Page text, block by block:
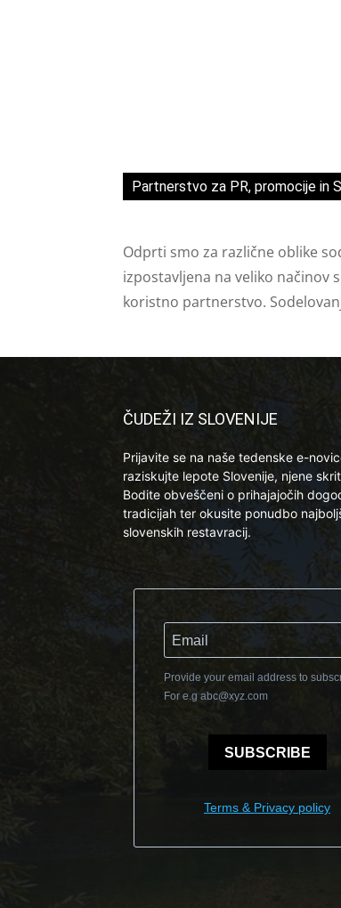
Partnerstvo za PR, promocije in
Odprti smo za različne oblike
izpostavljena na veliko načinov
koristno partnerstvo.
ČUDEŽI IZ SLOVENIJE
Prijavite se na naše tedenske e-
raziskujte lepote Slovenije, njene
Bodite obveščeni o prihajajočih
tradicijah ter okusite ponudbo
slovenskih restavracij.
Provide your email address to
For e.g abc@xyz.com
SUBSCRIBE
Terms & Privacy policy